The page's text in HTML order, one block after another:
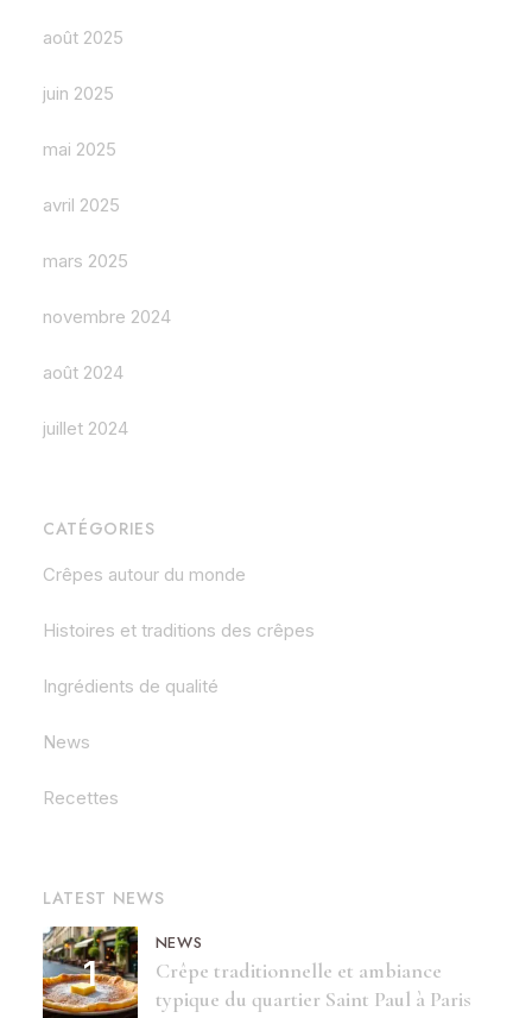
août 2025
juin 2025
mai 2025
avril 2025
mars 2025
novembre 2024
août 2024
juillet 2024
CATÉGORIES
Crêpes autour du monde
Histoires et traditions des crêpes
Ingrédients de qualité
News
Recettes
LATEST NEWS
NEWS
Crêpe traditionnelle et ambiance
typique du quartier Saint Paul à Paris